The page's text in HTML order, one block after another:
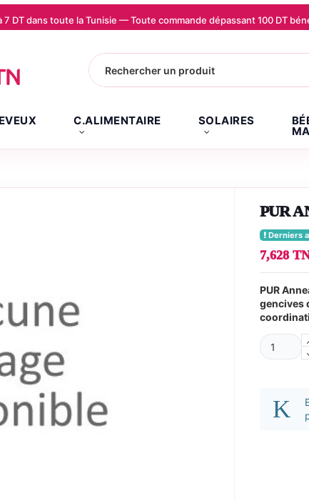
DT dans toute la Tunisie — Toute commande dépassant 100 DT
C.ALIMENTAIRE SOLAIRES
PUR
Derniers
7,628
PUR
gencives